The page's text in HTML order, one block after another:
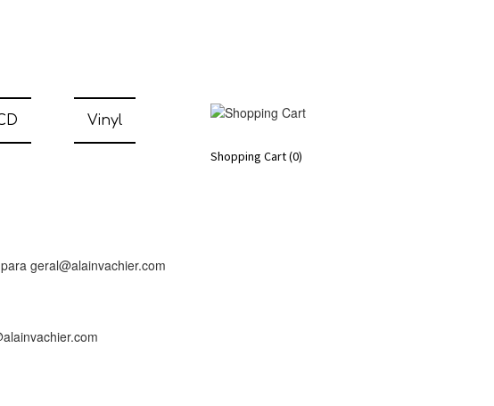
Vinyl
Shopping Cart(0)
geral@alainvachier.com